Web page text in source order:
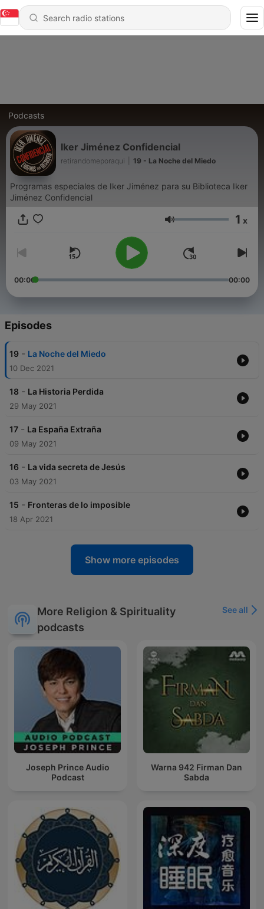
Podcasts
Iker Jiménez Confidencial
retirandomeporaqui 19 - La Noche del Miedo
Programas especiales de Iker Jiménez para su Biblioteca Iker
Jiménez Confidencial
Volume 1 x
00:00 00:00
Episodes
19 - La Noche del Miedo
10 Dec 2021
18 - La Historia Perdida
29 May 2021
17 - La España Extraña
09 May 2021
16 - La vida secreta de Jesús
03 May 2021
15 - Fronteras de lo imposible
18 Apr 2021
Show more episodes
More Religion & Spirituality
podcasts
See all
Joseph Prince Audio
Podcast
Warna 942 Firman Dan
Sabda